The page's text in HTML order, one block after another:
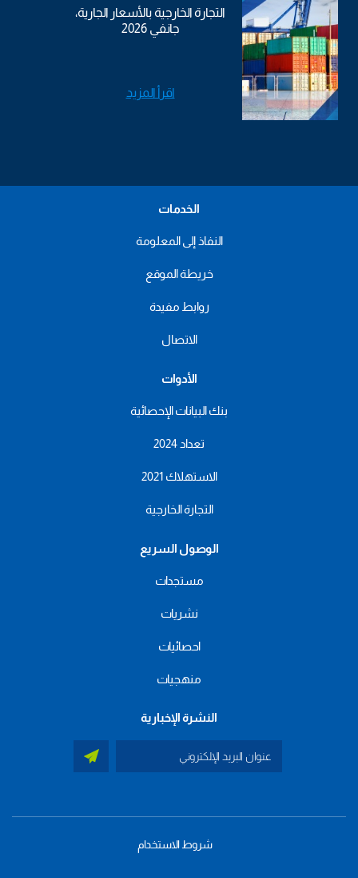
التجارة الخارجية بالأسعار الجارية،
جانفي 2026
اقرأ المزيد
الخدمات
النفاذ إلى المعلومة
خريطة الموقع
روابط مفيدة
الاتصال
الأدوات
بنك البيانات الإحصائية
تعداد 2024
الاستهلاك 2021
التجارة الخارجية
الوصول السريع
مستجدات
نشريات
احصائيات
منهجيات
النشرة الإخبارية
شروط الاستخدام